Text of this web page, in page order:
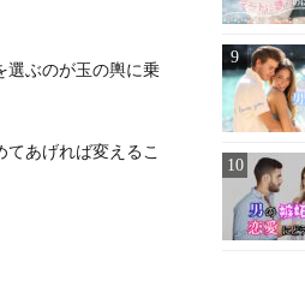
選ぶのが玉の輿に乗
あげれば変えるこ